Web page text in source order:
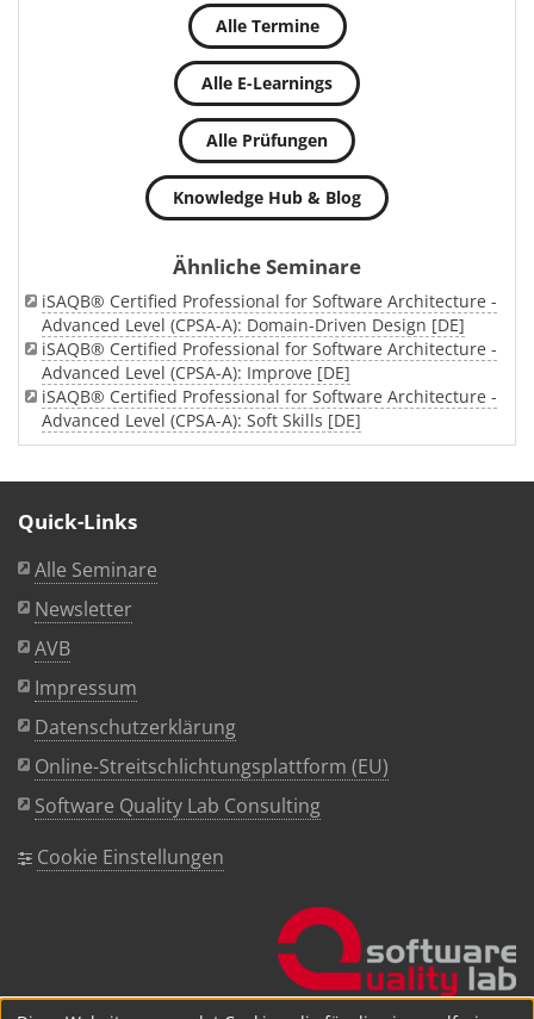
Alle Termine
Alle E-Learnings
Alle Prüfungen
Knowledge Hub & Blog
Ähnliche Seminare
iSAQB® Certified Professional for Software Architecture -
Advanced Level (CPSA-A): Domain-Driven Design [DE]
iSAQB® Certified Professional for Software Architecture -
Advanced Level (CPSA-A): Improve [DE]
iSAQB® Certified Professional for Software Architecture -
Advanced Level (CPSA-A): Soft Skills [DE]
Quick-Links
Alle Seminare
Newsletter
AVB
Impressum
Datenschutzerklärung
Online-Streitschlichtungsplattform (EU)
Software Quality Lab Consulting
Cookie Einstellungen